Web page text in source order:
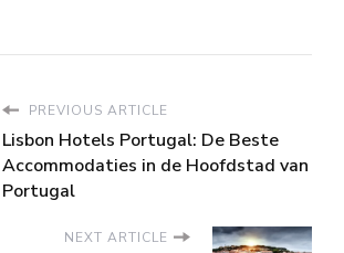
PREVIOUS ARTICLE
Lisbon Hotels Portugal: De Beste
Accommodaties in de Hoofdstad van
Portugal
NEXT ARTICLE